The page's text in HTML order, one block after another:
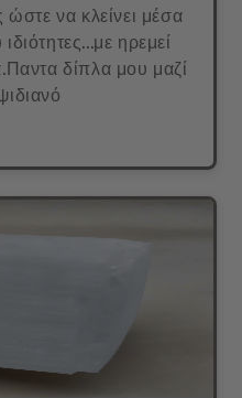
να κλείνει μέσα
ηρεμεί
δίπλα μου μαζί